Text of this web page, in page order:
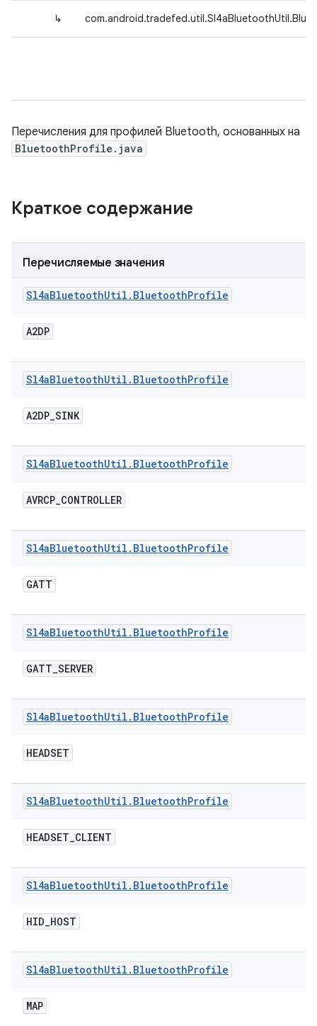
↳
Перечисления для профилей Bluetooth, основанных на
BluetoothProfile.java
Краткое содержание
Перечисляемые значения
Sl4aBluetoothUtil . BluetoothProfile
A2DP
Sl4aBluetoothUtil . BluetoothProfile
A2DP_SINK
Sl4aBluetoothUtil . BluetoothProfile
AVRCP_CONTROLLER
Sl4aBluetoothUtil . BluetoothProfile
GATT
Sl4aBluetoothUtil . BluetoothProfile
GATT_SERVER
Sl4aBluetoothUtil . BluetoothProfile
HEADSET
Sl4aBluetoothUtil . BluetoothProfile
HEADSET_CLIENT
Sl4aBluetoothUtil . BluetoothProfile
HID_HOST
Sl4aBluetoothUtil . BluetoothProfile
MAP